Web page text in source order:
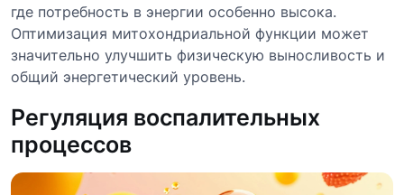
где потребность в энергии особенно высока.
Оптимизация митохондриальной функции может
значительно улучшить физическую выносливость и
общий энергетический уровень.
Регуляция воспалительных
процессов